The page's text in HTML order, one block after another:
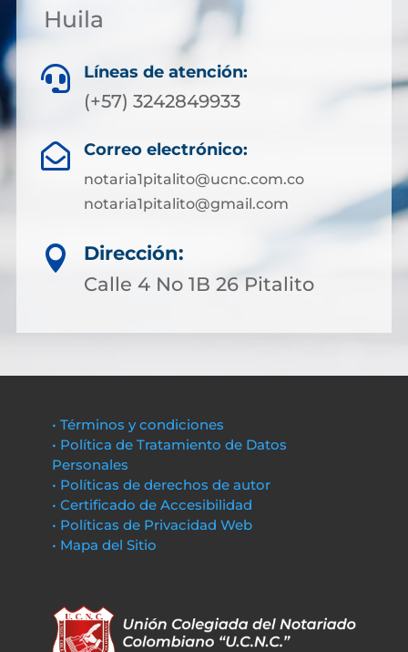
Huila
 Líneas de atención:
(+57) 3242849933
 Correo electrónico:
notaria1pitalito@ucnc.com.co
notaria1pitalito@gmail.com

Dirección:
Calle 4 No 1B 26 Pitalito
• Términos y condiciones
• Política de Tratamiento de Datos
Personales
• Políticas de derechos de autor
• Certificado de Accesibilidad
• Políticas de Privacidad Web
• Mapa del Sitio